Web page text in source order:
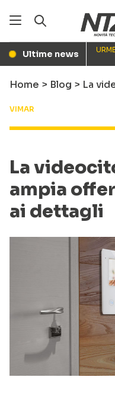
● Ultime news
Home > Blog > La
VIMAR
La
ampia
ai dettagli